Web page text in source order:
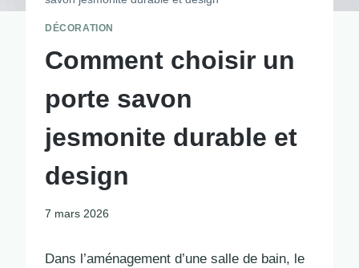
DÉCORATION
Comment choisir un
porte savon
jesmonite durable et
design
7 mars 2026
Dans l’aménagement d’une salle de bain, le